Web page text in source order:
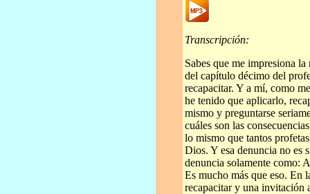
Transcripción:
Sabes que me impresiona
del capítulo décimo del
recapacitar. Y a mí, como
he tenido que aplicarlo,
mismo y preguntarse
cuáles son las
lo mismo que tantos
Dios. Y esa denuncia no es
denuncia solamente como:
Es mucho más que eso. En
recapacitar y una invitación